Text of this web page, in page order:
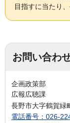
目指すに当たり
お問い合わ
企画政策部
広報広聴課
長野市大字鶴賀
電話番号：026-